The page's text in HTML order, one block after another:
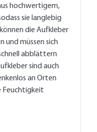
hochwertigem,
sie langlebig
die Aufkleber
und müssen sich
abblättern
sind auch
an Orten
Feuchtigkeit